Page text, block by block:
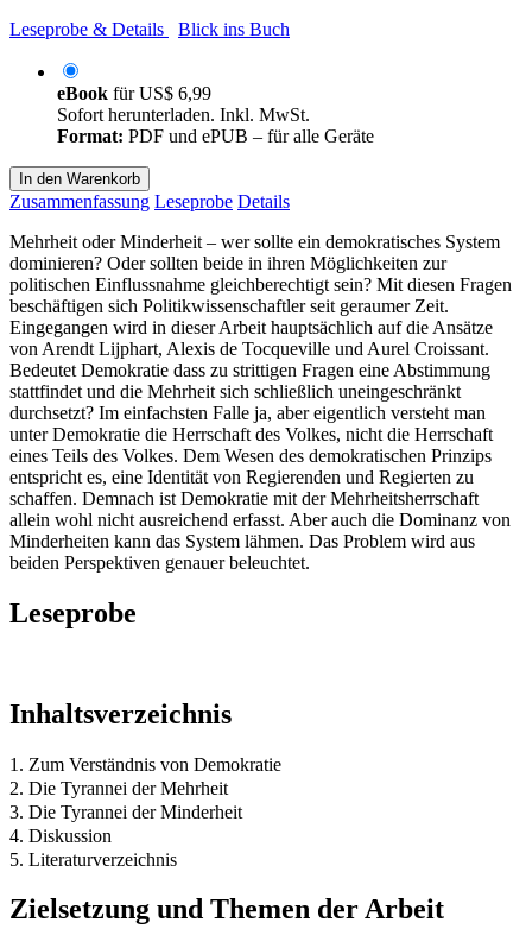
Leseprobe & Details
Blick ins Buch
eBook fürUS$ 6,99
Sofort herunterladen. Inkl. MwSt.
Format: PDF und ePUB – für alle Geräte
In den Warenkorb
Zusammenfassung Leseprobe Details
Mehrheit oder Minderheit – wer sollte ein demokratisches System
dominieren? Oder sollten beide in ihren Möglichkeiten zur
politischen Einflussnahme gleichberechtigt sein? Mit diesen Fragen
beschäftigen sich Politikwissenschaftler seit geraumer Zeit.
Eingegangen wird in dieser Arbeit hauptsächlich auf die Ansätze
von Arendt Lijphart, Alexis de Tocqueville und Aurel Croissant.
Bedeutet Demokratie dass zu strittigen Fragen eine Abstimmung
stattfindet und die Mehrheit sich schließlich uneingeschränkt
durchsetzt? Im einfachsten Falle ja, aber eigentlich versteht man
unter Demokratie die Herrschaft des Volkes, nicht die Herrschaft
eines Teils des Volkes. Dem Wesen des demokratischen Prinzips
entspricht es, eine Identität von Regierenden und Regierten zu
schaffen. Demnach ist Demokratie mit der Mehrheitsherrschaft
allein wohl nicht ausreichend erfasst. Aber auch die Dominanz von
Minderheiten kann das System lähmen. Das Problem wird aus
beiden Perspektiven genauer beleuchtet.
Leseprobe
Inhaltsverzeichnis
1. Zum Verständnis von Demokratie
2. Die Tyrannei der Mehrheit
3. Die Tyrannei der Minderheit
4. Diskussion
5. Literaturverzeichnis
Zielsetzung und Themen der Arbeit